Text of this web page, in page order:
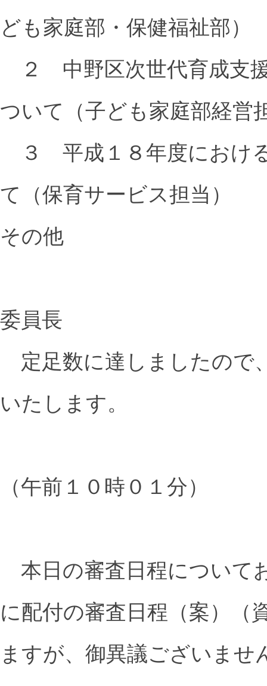
ども家庭部・保健福祉部）
２ 中野区次世代育成支
ついて（子ども家庭部経営
３ 平成１８年度におけ
て（保育サービス担当）
その他
委員長
定足数に達しましたので
いたします。
（午前１０時０１分）
本日の審査日程について
に配付の審査日程（案）（
ますが、御異議ございませ